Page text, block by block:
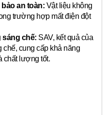
an toàn: Vật liệu không
trường hợp mất điện đột
chế: SAV, kết quả của
cung cấp khả năng
chất lượng tốt.